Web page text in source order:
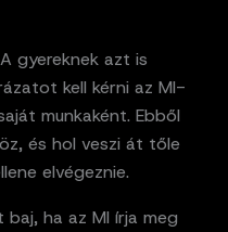
gyereknek azt is
kell kérni az MI-
munkaként. Ebből
és hol veszi át tőle
elvégeznie.
ha az MI írja meg